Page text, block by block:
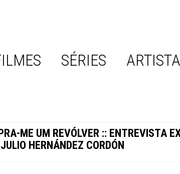
SÉRIES
ME UM REVÓLVER :: ENTREVISTA
HERNÁNDEZ CORDÓN